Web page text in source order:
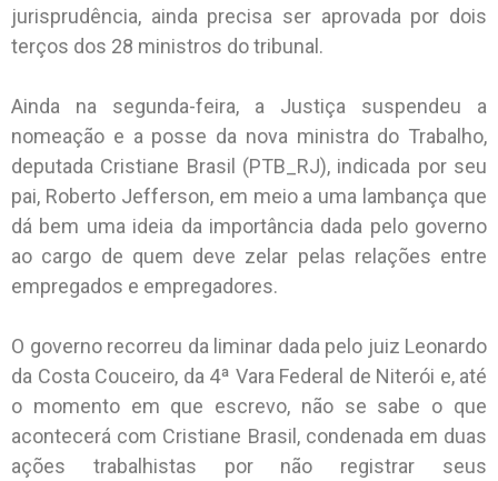
jurisprudência, ainda precisa ser aprovada por dois
terços dos 28 ministros do tribunal.
Ainda na segunda-feira, a Justiça suspendeu a
nomeação e a posse da nova ministra do Trabalho,
deputada Cristiane Brasil (PTB_RJ), indicada por seu
pai, Roberto Jefferson, em meio a uma lambança que
dá bem uma ideia da importância dada pelo governo
ao cargo de quem deve zelar pelas relações entre
empregados e empregadores.
O governo recorreu da liminar dada pelo juiz Leonardo
da Costa Couceiro, da 4ª Vara Federal de Niterói e, até
o momento em que escrevo, não se sabe o que
acontecerá com Cristiane Brasil, condenada em duas
ações trabalhistas por não registrar seus